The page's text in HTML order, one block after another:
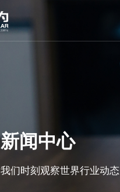
新闻中心
我们时刻观察世界行业动态